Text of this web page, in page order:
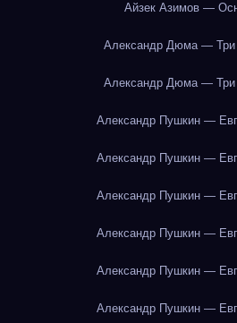
Айзек Азимов —
Александр Дюма — Три
Александр Дюма — Три
Александр Пушкин —
Александр Пушкин —
Александр Пушкин —
Александр Пушкин —
Александр Пушкин —
Александр Пушкин —